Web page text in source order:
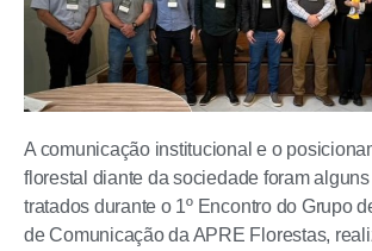
A comunicação institucional e o
florestal diante da sociedade foram
tratados durante o 1º Encontro do Grupo
de Comunicação da APRE Florestas,